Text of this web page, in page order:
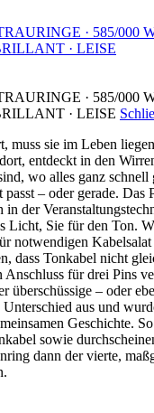
· 585/000
· LEISE
· 585/000
· LEISE
muss sie im Leben
entdeckt in den
wo alles ganz schnell
– oder gerade. Das
in der
Licht, Sie für den Ton.
notwendigen
dass Tonkabel nicht
Anschluss für drei Pins
überschüssige – oder
Unterschied aus und
Geschichte.
sowie
dann der vierte,